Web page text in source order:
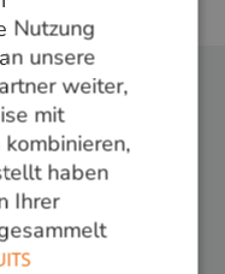
Nutzung
unsere
weiter,
mit
haben
Ihrer